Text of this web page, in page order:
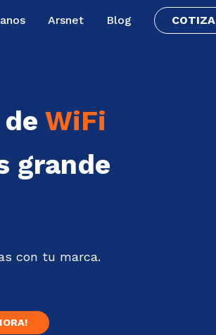
Arsnet Blog COTIZA
WiFi
grande
con tu marca.